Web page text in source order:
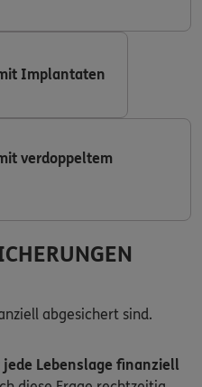
Implantaten
verdoppeltem
abgesichert sind.
Lebenslage finanziell